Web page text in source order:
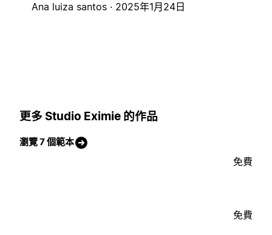
Ana luiza santos · 2025年1月24日
更多 Studio Eximie 的作品
瀏覽 7 個範本
免費
免費